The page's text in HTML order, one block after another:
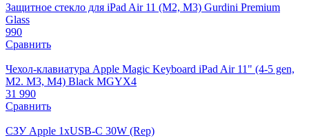
Защитное стекло для iPad Air 11 (M2, M3) Gurdini Premium
Glass
990
Сравнить
Чехол-клавиатура Apple Magic Keyboard iPad Air 11" (4-5 gen,
M2. M3, M4) Black MGYX4
31 990
Сравнить
СЗУ Apple 1xUSB-C 30W (Rep)